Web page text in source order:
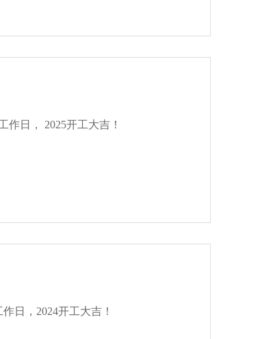
正月初八， 开工大吉！ 今天是春节后的第一个工作日， 2025开工大吉！
日，2024开工大吉！